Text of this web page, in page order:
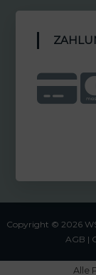
Copyright © 2026
AGB |
Alle